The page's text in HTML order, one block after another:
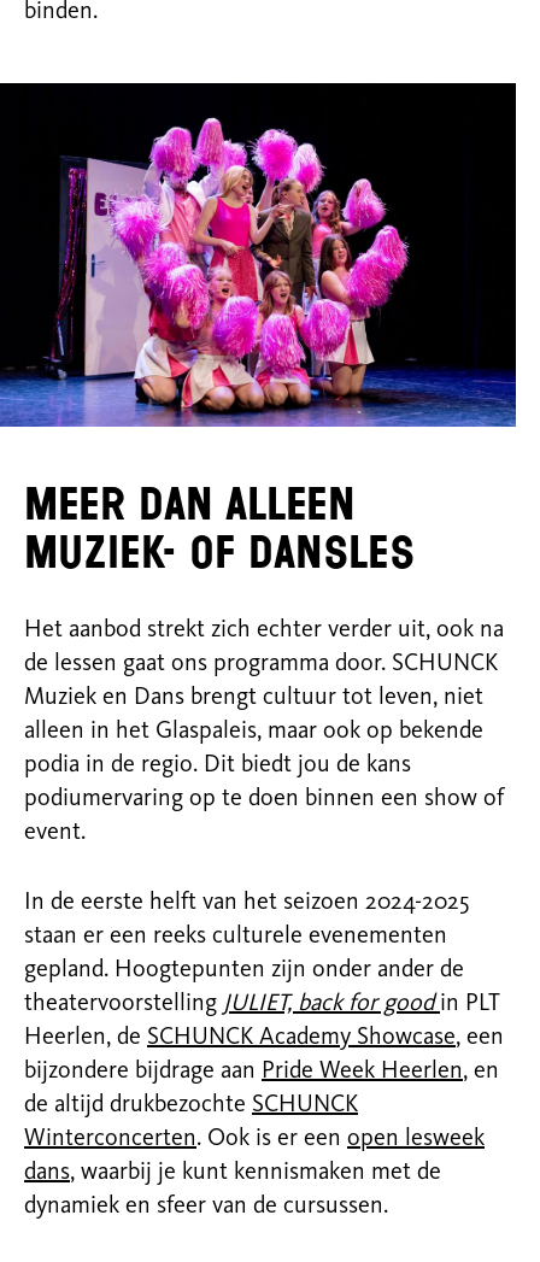
binden.
Meer dan alleen
muziek- of dansles
Het aanbod strekt zich echter verder uit, ook na
de lessen gaat ons programma door. SCHUNCK
Muziek en Dans brengt cultuur tot leven, niet
alleen in het Glaspaleis, maar ook op bekende
podia in de regio. Dit biedt jou de kans
podiumervaring op te doen binnen een show of
event.
In de eerste helft van het seizoen 2024-2025
staan er een reeks culturele evenementen
gepland. Hoogtepunten zijn onder ander de
theatervoorstelling JULIET, back for good in PLT
Heerlen, de SCHUNCK Academy Showcase, een
bijzondere bijdrage aan Pride Week Heerlen, en
de altijd drukbezochte SCHUNCK
Winterconcerten. Ook is er een open lesweek
dans, waarbij je kunt kennismaken met de
dynamiek en sfeer van de cursussen.